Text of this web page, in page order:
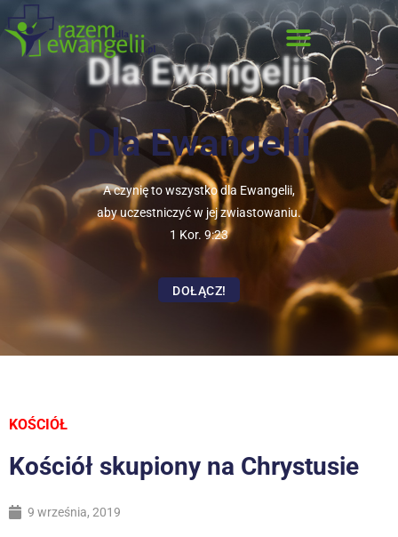
Dla Ewangelii
Dla Ewangelii
A czynię to wszystko dla Ewangelii,
aby uczestniczyć w jej zwiastowaniu.
1 Kor. 9:23
DOŁĄCZ!
KOŚCIÓŁ
Kościół skupiony na Chrystusie
9 września, 2019